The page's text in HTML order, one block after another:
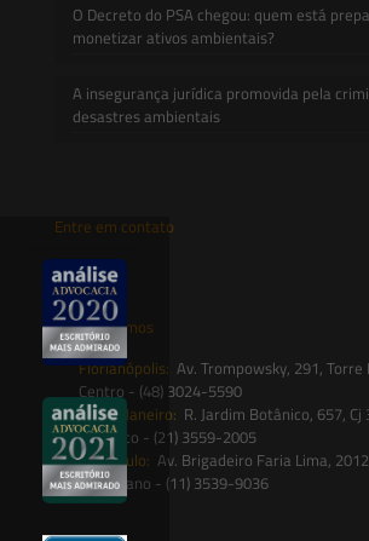
O Decreto do PSA chegou: quem está
monetizar ativos ambientais?
A insegurança jurídica promovida pela
desastres ambientais
Entre em contato
contato@saesadvogados.com.br
Onde estamos
Florianópolis: Av. Trompowsky, 291, Torre
Centro - (48) 3024-5590
Rio de Janeiro: R. Jardim Botânico, 657,
Botânico - (21) 3559-2005
São Paulo: Av. Brigadeiro Faria Lima,
Paulistano - (11) 3539-9036